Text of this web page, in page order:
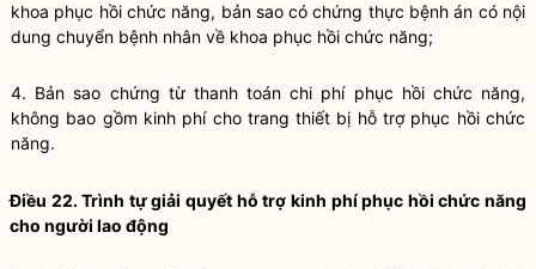
khoa phục hồi chức năng, bản sao có chứng thực bệnh án có nội
dung chuyển bệnh nhân về khoa phục hồi chức năng;
4. Bản sao chứng từ thanh toán chi phí phục hồi chức năng,
không bao gồm kinh phí cho trang thiết bị hỗ trợ phục hồi chức
năng.
Điều 22. Trình tự giải quyết hỗ trợ kinh phí phục hồi chức năng
cho người lao động